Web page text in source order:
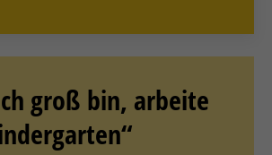
groß bin, arbeite